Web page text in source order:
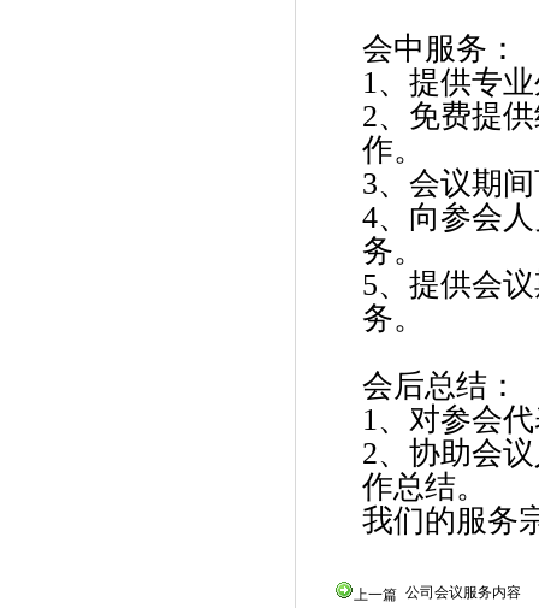
会中服务：
1、提供专
2、免费提
作。
3、会议期
4、向参会
务。
5、提供会
务。
会后总结：
1、对参会
2、协助会
作总结。
我们的服务
上一篇 公司会议服务内容